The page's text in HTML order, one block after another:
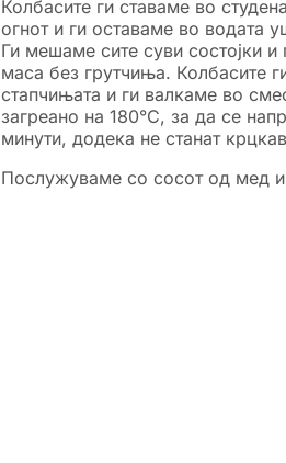
Колбасите ги ставаме во
огнот и ги оставаме во водата
Ги мешаме сите суви состојки и
маса без грутчиња. Колбасите
стапчињата и ги валкаме во
загреано на 180°C, за да се
минути, додека не станат
Послужуваме со сосот од мед